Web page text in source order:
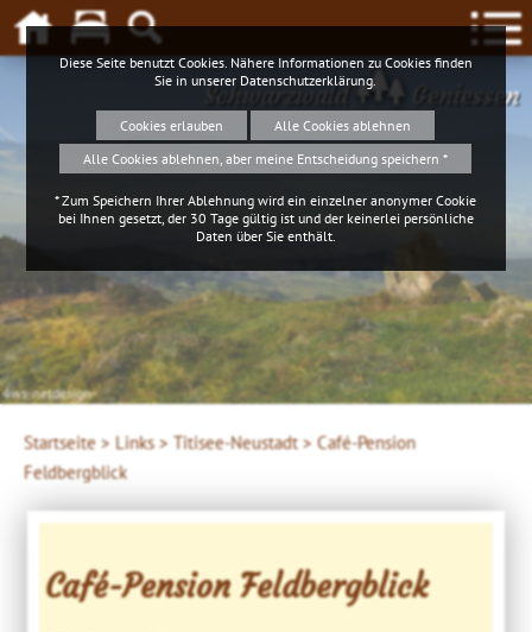
Schwarzwald Geniessen
4ws-netdesign
Startseite > Links > Titisee-Neustadt >Café-Pension
Feldbergblick
Café-Pension Feldbergblick
Diese Seite benutzt Cookies. Nähere Informationen zu Cookies finden
Sie in unserer Datenschutzerklärung
Cookies erlauben
Alle Cookies ablehnen
Alle Cookies ablehnen, aber meine Entscheidung speichern *
* Zum Speichern Ihrer Ablehnung wird ein einzelner anonymer Cookie
bei Ihnen gesetzt, der 30 Tage gültig ist und der keinerlei persönliche
Daten über Sie enthält.